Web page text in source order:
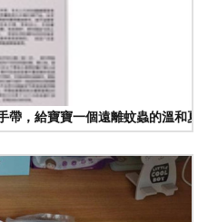
帶，給寶寶一個遠離蚊蟲的溫和夏